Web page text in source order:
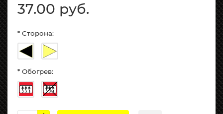
37.00 руб.
* Сторона:
* Обогрев: